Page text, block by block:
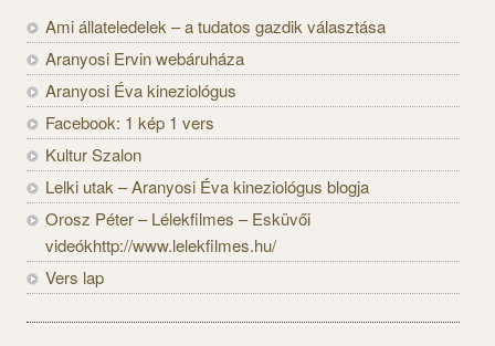
Ami állateledelek – a tudatos gazdik választása
Aranyosi Ervin webáruháza
Aranyosi Éva kineziológus
Facebook: 1 kép 1 vers
Kultur Szalon
Lelki utak – Aranyosi Éva kineziológus blogja
Orosz Péter – Lélekfilmes – Esküvői
videókhttp://www.lelekfilmes.hu/
Vers lap